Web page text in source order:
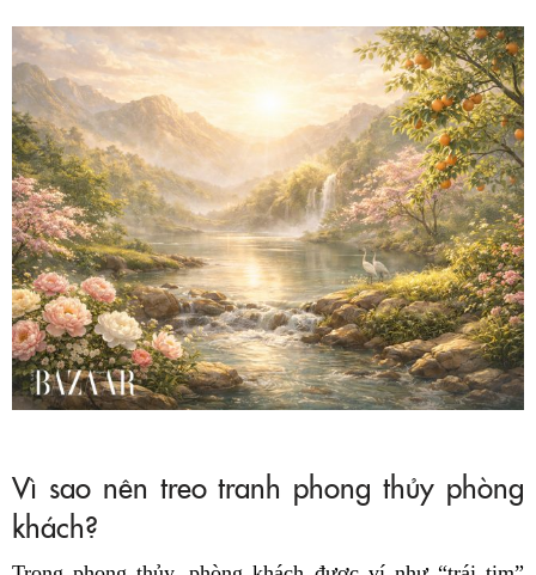
Vì sao nên treo tranh phong thủy phòng
khách?